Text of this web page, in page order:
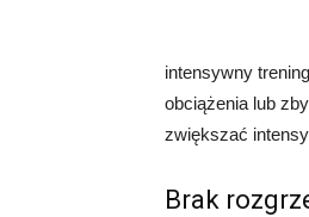
intensywny
obciążenia lub
zwiększać
Brak